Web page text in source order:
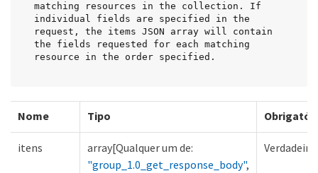
matching resources in the collection. If
individual fields are specified in the
request, the items JSON array will contain
the fields requested for each matching
resource in the order specified.
Nome Tipo
itens
array[Qualquer um de:
"group_1.0_get_response_body",
Verdadeiro